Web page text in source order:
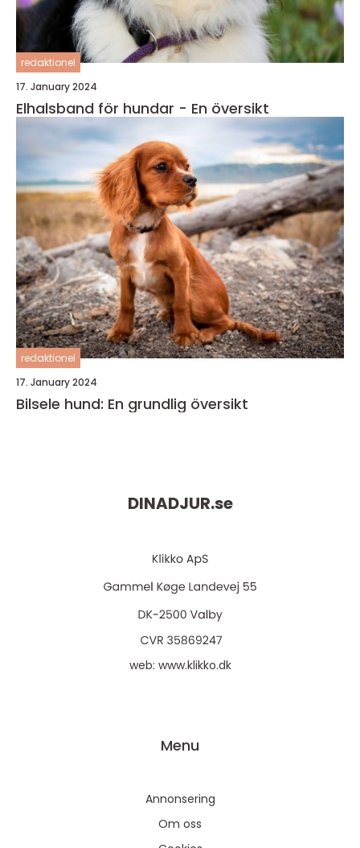
redaktionel
17. January 2024
Elhalsband för hundar - En översikt
redaktionel
17. January 2024
Bilsele hund: En grundlig översikt
DINADJUR.se
web: www.klikko.dk
Menu
Annonsering
Om oss